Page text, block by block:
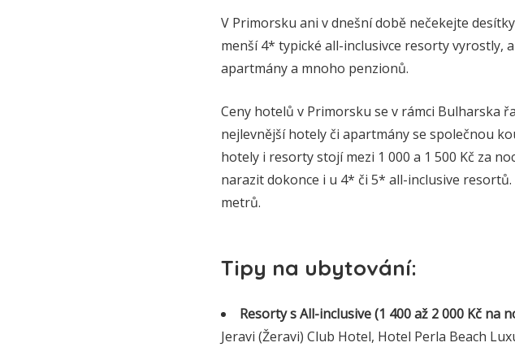
V Primorsku ani v dnešní době nečekejte
menší 4* typické all-inclusivce resorty vyrostly,
apartmány a mnoho penzionů.
Ceny hotelů v Primorsku se v rámci Bulharska
nejlevnější hotely či apartmány se společnou
hotely i resorty stojí mezi 1 000 a 1 500 Kč za
narazit dokonce i u 4* či 5* all-inclusive
metrů.
Tipy na ubytování:
Resorty s All-inclusive (1 400 až 2 000 Kč na
Jeravi (Žeravi) Club Hotel, Hotel Perla Beach